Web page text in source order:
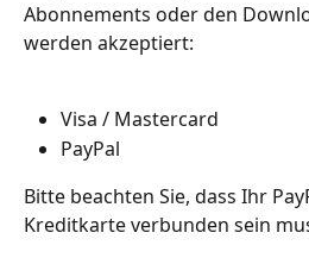
Abonnements oder den
werden akzeptiert:
Visa / Mastercard
PayPal
Bitte beachten Sie, dass Ihr
Kreditkarte verbunden sein